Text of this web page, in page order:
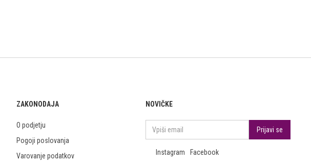
ZAKONODAJA
O podjetju
Pogoji poslovanja
Varovanje podatkov
NOVIČKE
Instagram Facebook